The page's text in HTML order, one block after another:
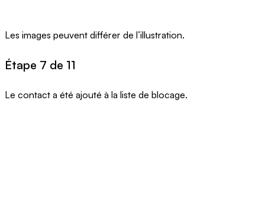
Les images peuvent différer de l’illustration.
Étape 7 de 11
Le contact a été ajouté à la liste de blocage.